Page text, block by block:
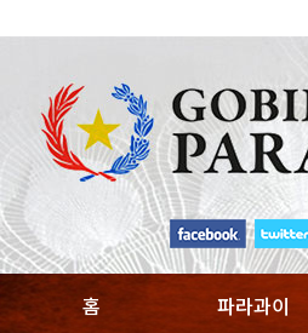
홈 파라과이